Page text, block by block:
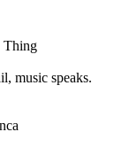
Thing
music speaks.